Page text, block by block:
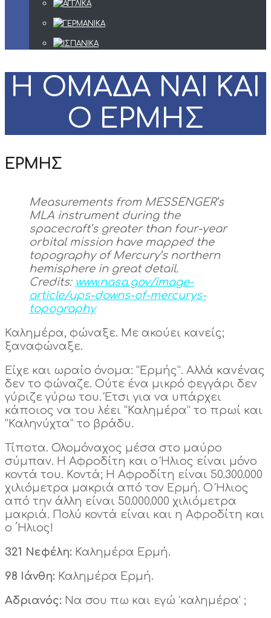
Η ΟΜΑΔΑ ΝΑΙ ΚΑΙ
Ο ΕΡΜΗΣ
ΕΡΜΗΣ
Measurements from MESSENGER’s
MLA instrument during the
spacecraft’s greater than four-year
orbital mission have mapped the
topography of Mercury’s northern
hemisphere in great detail.
Credits: www.nasa.gov/image-
article/ups-downs-of-mercurys-
topography
Καλημέρα, φώναξε. Με ακούει κανείς;
ξαναφώναξε.
Είχε και ωραίο όνομα: “Ερμής”. Αλλά κανένας
δεν το φώναζε. Ούτε ένα μικρό φεγγάρι δεν
γύριζε γύρω του. Έτσι για να υπάρχει
κάποιος να του λέει “Καλημέρα” το πρωί και
“Καληνύχτα” το βράδυ.
Τίποτα. Ολομόναχος μέσα στο μαύρο
σύμπαν. Η Αφροδίτη και ο Ήλιος είναι μόνο
κοντά του. Κοντά; Η Αφροδίτη είναι 50.300.000
χιλιόμετρα μακριά από τον Ερμή. Ο Ήλιος
από την άλλη είναι 50.000.000 χιλιόμετρα
μακριά. Πολύ κοντά είναι και η Αφροδίτη και
ο ΄Ηλιος!
321 Νεφέλη: Καλημέρα Ερμή.
98 Ιάνθη: Καλημέρα Ερμή.
Αδριανός: Να σου πω και εγώ ‘καλημέρα’ ;